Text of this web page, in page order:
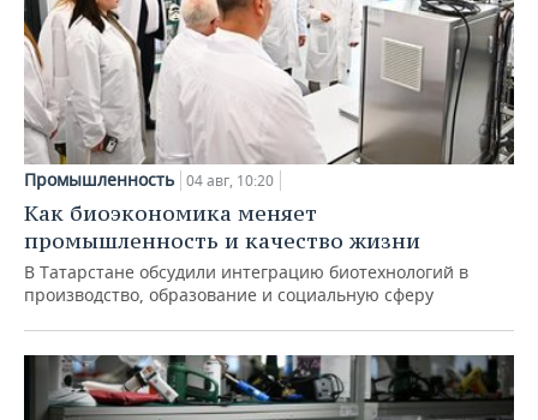
Промышленность 04 авг, 10:20
Как биоэкономика меняет
промышленность и качество жизни
В Татарстане обсудили интеграцию биотехнологий в
производство, образование и социальную сферу